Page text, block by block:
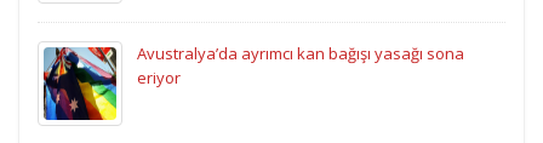
Avustralya’da ayrımcı kan bağışı yasağı sona
eriyor